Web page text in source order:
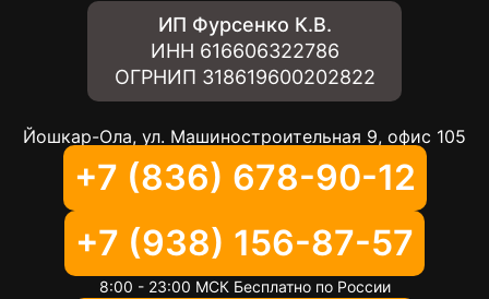
ИП Фурсенко К.В.
ИНН 616606322786
ОГРНИП 318619600202822
Йошкар-Ола, ул. Машиностроительная 9, офис 105
+7 (836) 678-90-12
+7 (938) 156-87-57
8:00 - 23:00 МСК Бесплатно по России